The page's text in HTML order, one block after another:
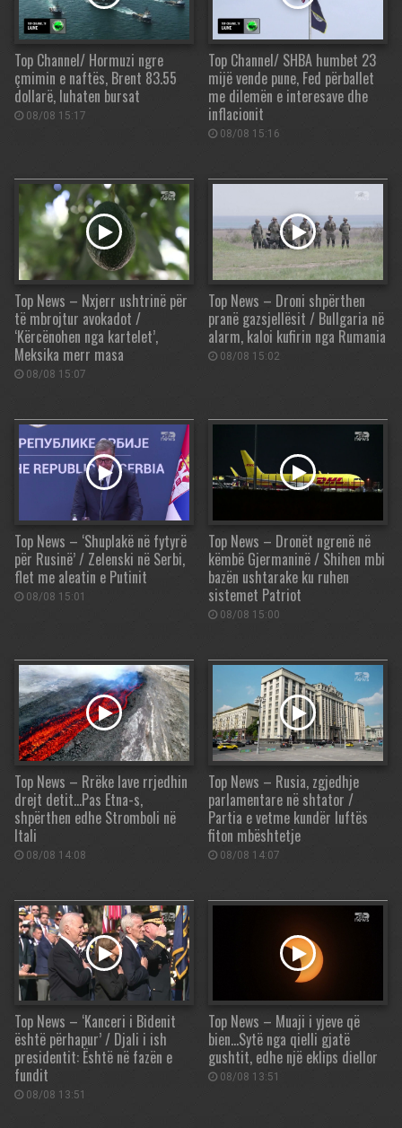
Top Channel/ Hormuzi ngre
çmimin e naftës, Brent 83.55
dollarë, luhaten bursat
08/08 15:17
Top Channel/ SHBA humbet 23
mijë vende pune, Fed përballet
me dilemën e interesave dhe
inflacionit
08/08 15:16
Top News – Nxjerr ushtrinë për
të mbrojtur avokadot /
‘Kërcënohen nga kartelet’,
Meksika merr masa
08/08 15:07
Top News – Droni shpërthen
pranë gazsjellësit / Bullgaria në
alarm, kaloi kufirin nga Rumania
08/08 15:02
Top News – ‘Shuplakë në fytyrë
për Rusinë’ / Zelenski në Serbi,
flet me aleatin e Putinit
08/08 15:01
Top News – Dronët ngrenë në
këmbë Gjermaninë / Shihen mbi
bazën ushtarake ku ruhen
sistemet Patriot
08/08 15:00
Top News – Rrëke lave rrjedhin
drejt detit…Pas Etna-s,
shpërthen edhe Stromboli në
Itali
08/08 14:08
Top News – Rusia, zgjedhje
parlamentare në shtator /
Partia e vetme kundër luftës
fiton mbështetje
08/08 14:07
Top News – ‘Kanceri i Bidenit
është përhapur’ / Djali i ish
presidentit: Është në fazën e
fundit
08/08 13:51
Top News – Muaji i yjeve që
bien…Sytë nga qielli gjatë
gushtit, edhe një eklips diellor
08/08 13:51